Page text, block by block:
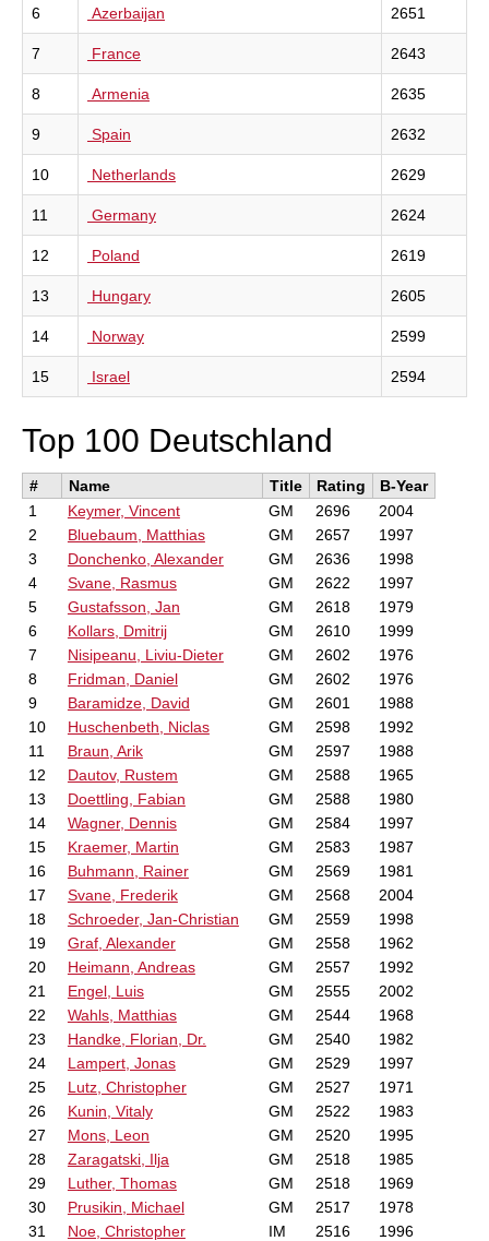
6 Azerbaijan 2651
7 France 2643
8 Armenia 2635
9 Spain 2632
10 Netherlands 2629
11 Germany 2624
12 Poland 2619
13 Hungary 2605
14 Norway 2599
15 Israel 2594
Top 100 Deutschland
# Name Title Rating
B-Year
1
Keymer, Vincent GM 2696
2004
2
Bluebaum, Matthias GM 2657
1997
3
Donchenko, Alexander GM 2636
1998
4
Svane, Rasmus GM 2622
1997
5
Gustafsson, Jan GM 2618
1979
6
Kollars, Dmitrij GM 2610
1999
7
Nisipeanu, Liviu-Dieter GM 2602
1976
8
Fridman, Daniel GM 2602
1976
9
Baramidze, David GM 2601
1988
10
Huschenbeth, Niclas GM 2598
1992
11
Braun, Arik GM 2597
1988
12
Dautov, Rustem GM 2588
1965
13
Doettling, Fabian GM 2588
1980
14
Wagner, Dennis GM 2584
1997
15
Kraemer, Martin GM 2583
1987
16
Buhmann, Rainer GM 2569
1981
17
Svane, Frederik GM 2568
2004
18
Schroeder, Jan-Christian GM 2559
1998
19
Graf, Alexander GM 2558
1962
20
Heimann, Andreas GM 2557
1992
21
Engel, Luis GM 2555
2002
22
Wahls, Matthias GM 2544
1968
23
Handke, Florian, Dr. GM 2540
1982
24
Lampert, Jonas GM 2529
1997
25
Lutz, Christopher GM 2527
1971
26
Kunin, Vitaly GM 2522
1983
27
Mons, Leon GM 2520
1995
28
Zaragatski, Ilja GM 2518
1985
29
Luther, Thomas GM 2518
1969
30
Prusikin, Michael GM 2517
1978
31
Noe, Christopher IM 2516
1996